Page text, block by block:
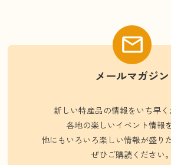
メールマガジン
新しい特産品の情報をいち早く
各地の楽しいイベント情報
他にもいろいろ楽しい情報が盛り
ぜひご購読ください。